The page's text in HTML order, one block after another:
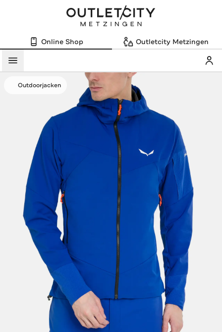
Online Shop Outletcity Metzingen
Menü
Outdoorjacken